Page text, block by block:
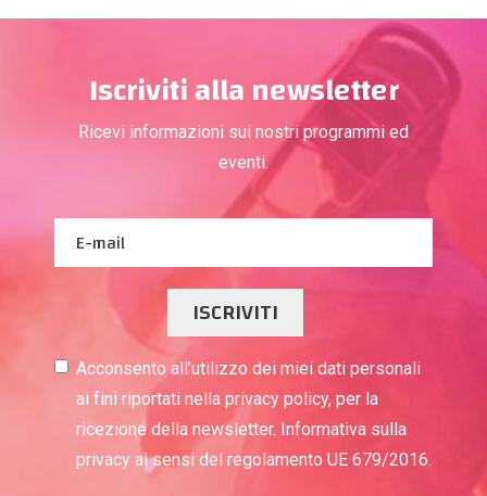
Iscriviti alla newsletter
Ricevi informazioni sui nostri programmi ed
eventi.
ISCRIVITI
Acconsento all’utilizzo dei miei dati personali
ai fini riportati nella privacy policy, per la
ricezione della newsletter. Informativa sulla
privacy ai sensi del regolamento UE 679/2016.